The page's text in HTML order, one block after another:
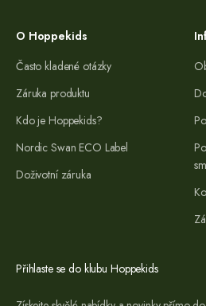
O Hoppekids
Často kladené otázky
Záruka produktu
Kdo je Hoppekids?
Nordic Swan ECO Label
Doživotní záruka
Přihlaste se do klubu Hoppekids